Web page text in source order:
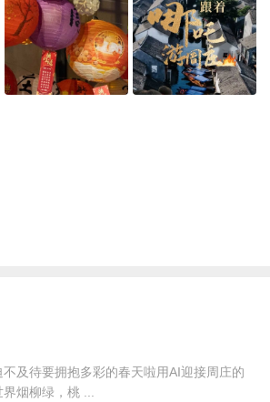
及待要拥抱多彩的春天啦用AI迎接周庄的
烟柳绿，桃 ...